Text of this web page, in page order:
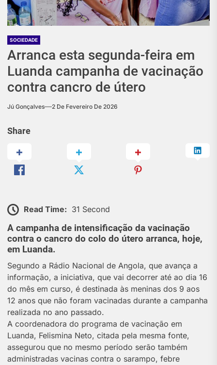
SOCIEDADE
Arranca esta segunda-feira em
Luanda campanha de vacinação
contra cancro de útero
Jú Gonçalves 2 De Fevereiro De 2026
Share
Read Time: 31 Second
A campanha de intensificação da vacinação
contra o cancro do colo do útero arranca, hoje,
em Luanda.
Segundo a Rádio Nacional de Angola, que avança a
informação, a iniciativa, que vai decorrer até ao dia 16
do mês em curso, é destinada às meninas dos 9 aos
12 anos que não foram vacinadas durante a campanha
realizada no ano passado.
A coordenadora do programa de vacinação em
Luanda, Felismina Neto, citada pela mesma fonte,
assegurou que no mesmo período serão também
administradas vacinas contra o sarampo, febre